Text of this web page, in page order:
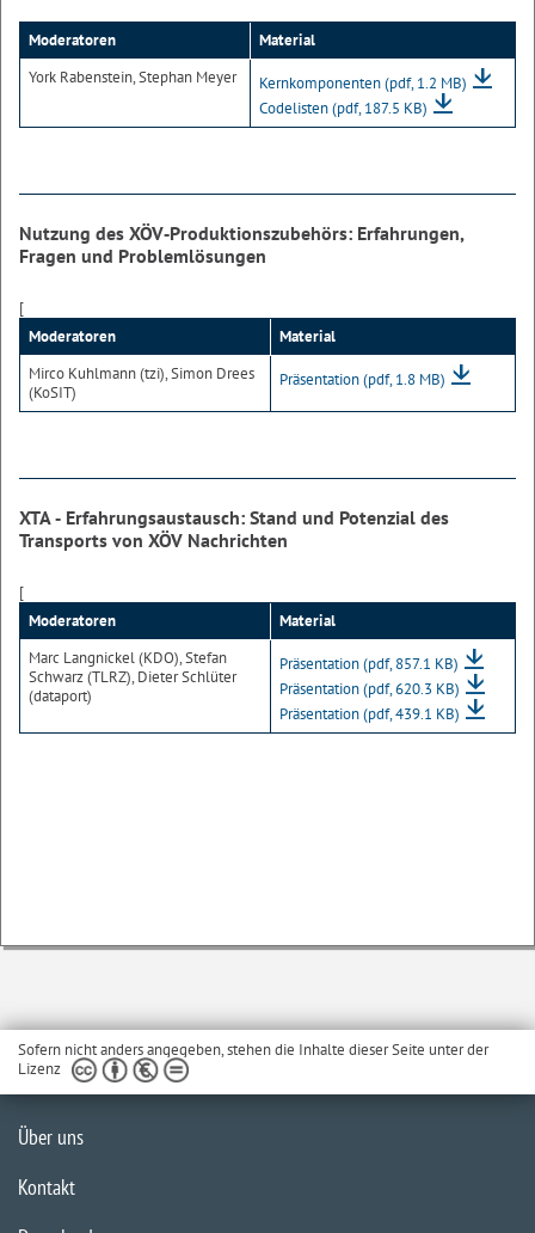
Moderatoren
Material
York Rabenstein, Stephan Meyer
Kernkomponenten(pdf, 1.2 MB)
Codelisten(pdf, 187.5 KB)
Nutzung des XÖV‐Produktionszubehörs: Erfahrungen,
Fragen und Problemlösungen
[
Moderatoren
Material
Mirco Kuhlmann (tzi), Simon Drees
(KoSIT)
Präsentation(pdf, 1.8 MB)
XTA ‐ Erfahrungsaustausch: Stand und Potenzial des
Transports von XÖV Nachrichten
[
Moderatoren
Material
Marc Langnickel (KDO), Stefan
Schwarz (TLRZ), Dieter Schlüter
(dataport)
Präsentation(pdf, 857.1 KB)
Präsentation(pdf, 620.3 KB)
Präsentation(pdf, 439.1 KB)
Sofern nicht anders angegeben, stehen die Inhalte dieser Seite unter der
Lizenz
Über uns
Kontakt